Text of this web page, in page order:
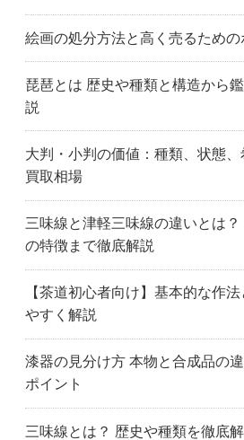
絵画の処分方法と高く売るための
琵琶とは 歴史や種類と構造から
説
大判・小判の価値：種類、状態
買取相場
三味線と津軽三味線の違いとは
の特徴まで徹底解説
【茶道初心者向け】基本的な作
やすく解説
漆器の見分け方 本物と合成品の
ポイント
三味線とは？ 歴史や種類を徹底